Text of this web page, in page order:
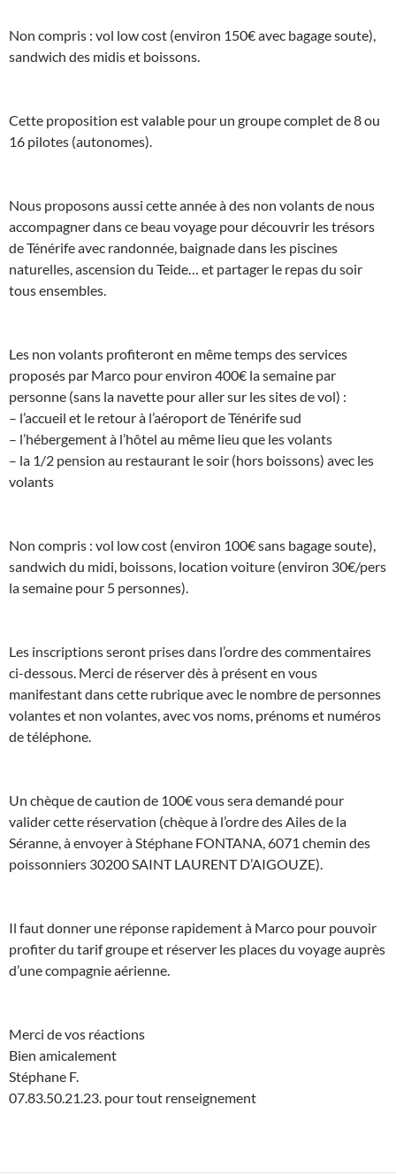
Non compris : vol low cost (environ 150€ avec bagage soute),
sandwich des midis et boissons.
Cette proposition est valable pour un groupe complet de 8 ou
16 pilotes (autonomes).
Nous proposons aussi cette année à des non volants de nous
accompagner dans ce beau voyage pour découvrir les trésors
de Ténérife avec randonnée, baignade dans les piscines
naturelles, ascension du Teide… et partager le repas du soir
tous ensembles.
Les non volants profiteront en même temps des services
proposés par Marco pour environ 400€ la semaine par
personne (sans la navette pour aller sur les sites de vol) :
– l’accueil et le retour à l’aéroport de Ténérife sud
– l’hébergement à l’hôtel au même lieu que les volants
– la 1/2 pension au restaurant le soir (hors boissons) avec les
volants
Non compris : vol low cost (environ 100€ sans bagage soute),
sandwich du midi, boissons, location voiture (environ 30€/pers
la semaine pour 5 personnes).
Les inscriptions seront prises dans l’ordre des commentaires
ci-dessous. Merci de réserver dès à présent en vous
manifestant dans cette rubrique avec le nombre de personnes
volantes et non volantes, avec vos noms, prénoms et numéros
de téléphone.
Un chèque de caution de 100€ vous sera demandé pour
valider cette réservation (chèque à l’ordre des Ailes de la
Séranne, à envoyer à Stéphane FONTANA, 6071 chemin des
poissonniers 30200 SAINT LAURENT D’AIGOUZE).
Il faut donner une réponse rapidement à Marco pour pouvoir
profiter du tarif groupe et réserver les places du voyage auprès
d’une compagnie aérienne.
Merci de vos réactions
Bien amicalement
Stéphane F.
07.83.50.21.23. pour tout renseignement